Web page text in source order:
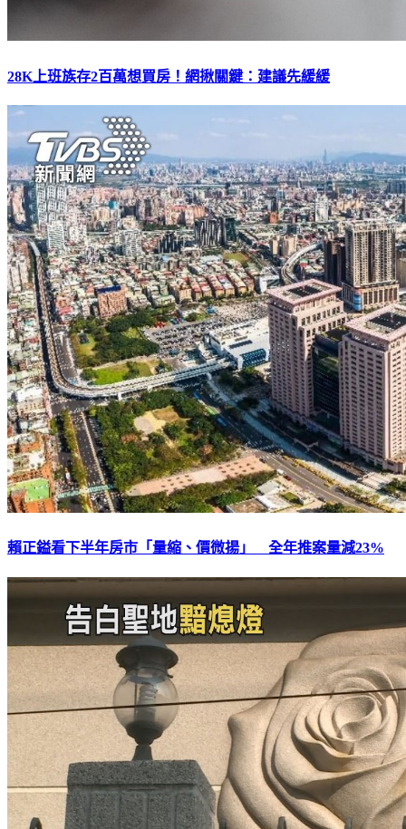
28K上班族存2百萬想買房！網揪關鍵：建議先緩緩
賴正鎰看下半年房市「量縮、價微揚」 全年推案量減23%